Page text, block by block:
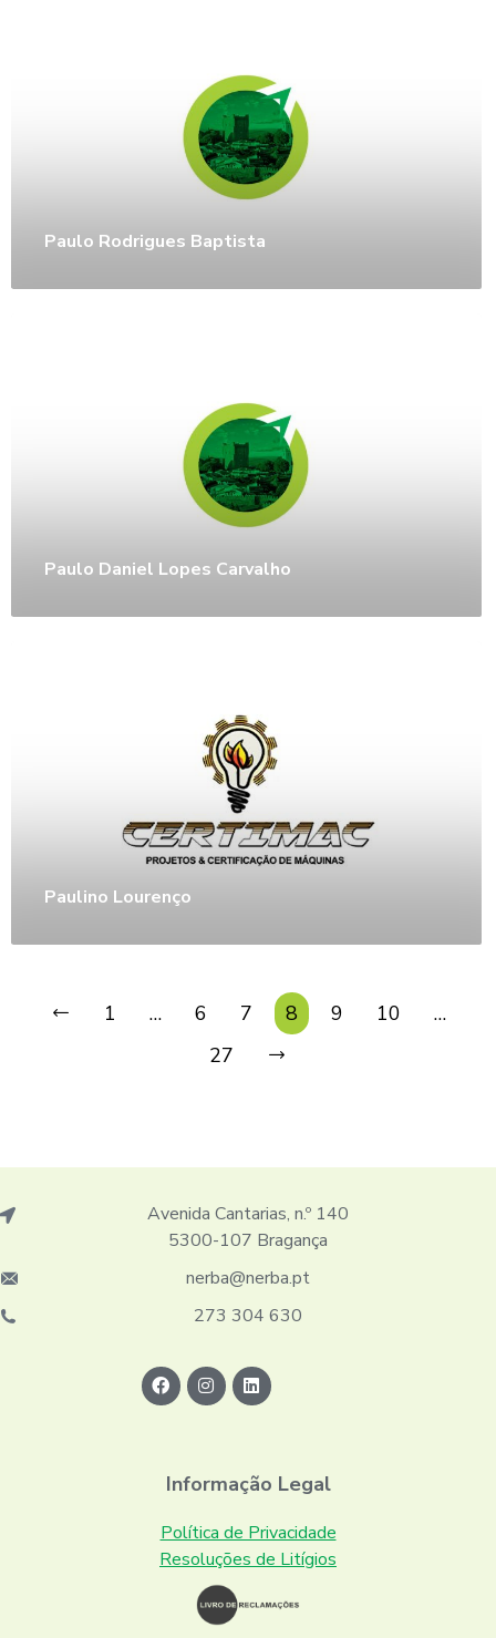
Paulo Rodrigues Baptista
Paulo Daniel Lopes Carvalho
Paulino Lourenço
1 … 6 7 8 9 10
…
27
Avenida Cantarias, n.º 140
5300-107 Bragança
nerba@nerba.pt
273 304 630
Informação Legal
Política de Privacidade
Resoluções de Litígios